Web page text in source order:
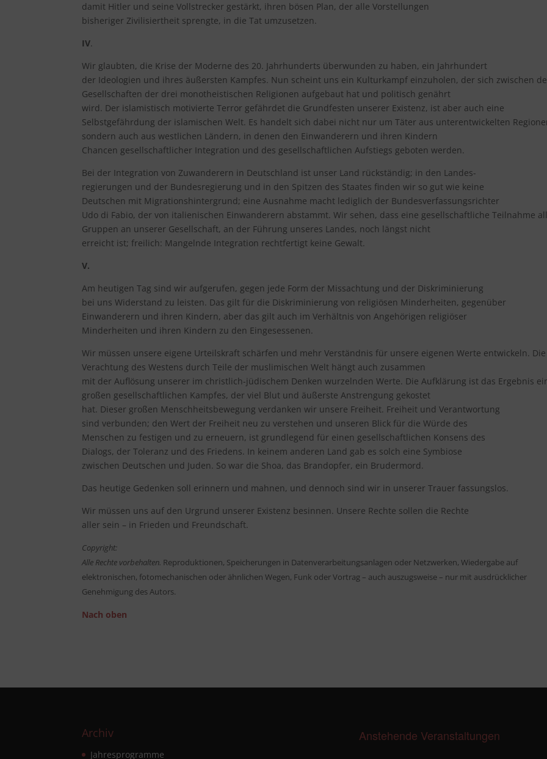
damit Hitler und seine Vollstrecker gestärkt, ihren bösen Plan, der alle Vorstellungen
bisheriger Zivilisiertheit sprengte, in die Tat umzusetzen.
IV.
Wir glaubten, die Krise der Moderne des 20. Jahrhunderts überwunden zu haben, ein Jahrhundert
der Ideologien und ihres äußersten Kampfes. Nun scheint uns ein Kulturkampf einzuholen, der sich zwischen
Gesellschaften der drei monotheistischen Religionen aufgebaut hat und politisch genährt
wird. Der islamistisch motivierte Terror gefährdet die Grundfesten unserer Existenz, ist aber auch eine
Selbstgefährdung der islamischen Welt. Es handelt sich dabei nicht nur um Täter aus unterentwickelten
sondern auch aus westlichen Ländern, in denen den Einwanderern und ihren Kindern
Chancen gesellschaftlicher Integration und des gesellschaftlichen Aufstiegs geboten werden.
Bei der Integration von Zuwanderern in Deutschland ist unser Land rückständig; in den Landes-
regierungen und der Bundesregierung und in den Spitzen des Staates finden wir so gut wie keine
Deutschen mit Migrationshintergrund; eine Ausnahme macht lediglich der Bundesverfassungsrichter
Udo di Fabio, der von italienischen Einwanderern abstammt. Wir sehen, dass eine gesellschaftliche Teilnahme
Gruppen an unserer Gesellschaft, an der Führung unseres Landes, noch längst nicht
erreicht ist; freilich: Mangelnde Integration rechtfertigt keine Gewalt.
V.
Am heutigen Tag sind wir aufgerufen, gegen jede Form der Missachtung und der Diskriminierung
bei uns Widerstand zu leisten. Das gilt für die Diskriminierung von religiösen Minderheiten, gegenüber
Einwanderern und ihren Kindern, aber das gilt auch im Verhältnis von Angehörigen religiöser
Minderheiten und ihren Kindern zu den Eingesessenen.
Wir müssen unsere eigene Urteilskraft schärfen und mehr Verständnis für unsere eigenen Werte entwickeln. Die
Verachtung des Westens durch Teile der muslimischen Welt hängt auch zusammen
mit der Auflösung unserer im christlich-jüdischem Denken wurzelnden Werte. Die Aufklärung ist das Ergebnis
großen gesellschaftlichen Kampfes, der viel Blut und äußerste Anstrengung gekostet
hat. Dieser großen Menschheitsbewegung verdanken wir unsere Freiheit. Freiheit und Verantwortung
sind verbunden; den Wert der Freiheit neu zu verstehen und unseren Blick für die Würde des
Menschen zu festigen und zu erneuern, ist grundlegend für einen gesellschaftlichen Konsens des
Dialogs, der Toleranz und des Friedens. In keinem anderen Land gab es solch eine Symbiose
zwischen Deutschen und Juden. So war die Shoa, das Brandopfer, ein Brudermord.
Das heutige Gedenken soll erinnern und mahnen, und dennoch sind wir in unserer Trauer fassungslos.
Wir müssen uns auf den Urgrund unserer Existenz besinnen. Unsere Rechte sollen die Rechte
aller sein – in Frieden und Freundschaft.
Copyright:
Alle Rechte vorbehalten. Reproduktionen, Speicherungen in Datenverarbeitungsanlagen oder Netzwerken, Wiedergabe auf
elektronischen, fotomechanischen oder ähnlichen Wegen, Funk oder Vortrag – auch auszugsweise – nur mit ausdrücklicher
Genehmigung des Autors.
Nach oben
Archiv
Jahresprogramme
Anstehende Veranstaltungen